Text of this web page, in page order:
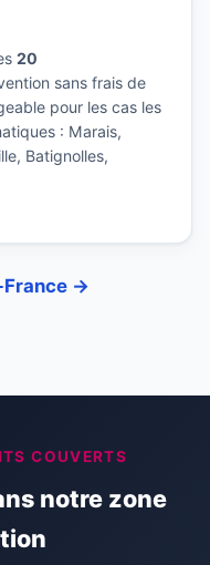
20
sans frais de
pour les cas les
: Marais,
Batignolles,
France →
COUVERTS
notre zone